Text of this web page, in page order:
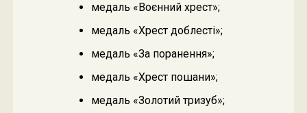
медаль «Воєнний хрест»;
медаль «Хрест доблесті»;
медаль «За поранення»;
медаль «Хрест пошани»;
медаль «Золотий тризуб»;